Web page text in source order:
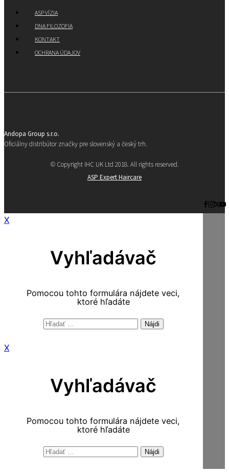
ASP VÍZIA
DNA FILOZOFIA
KONTAKT
OCHRANA ÚDAJOV
Andopa Group s.r.o.
Oficiálny distribútor značky pre slovenský a český trh.
© Copyright IHC UK Ltd 2018. All rights reserved.
ASP Expert Haircare
X
Vyhľadávač
Pomocou tohto formulára nájdete veci,
ktoré hľadáte
Hľadať:
X
Vyhľadávač
Pomocou tohto formulára nájdete veci,
ktoré hľadáte
Hľadať: